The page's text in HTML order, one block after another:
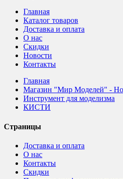
Главная
Каталог товаров
Доставка и оплата
О нас
Скидки
Новости
Контакты
Главная
Магазин "Мир Моделей" -
Инструмент для моделизма
КИСТИ
Страницы
Доставка и оплата
О нас
Контакты
Скидки